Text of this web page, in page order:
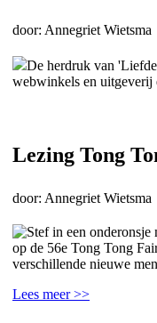
door: Annegriet Wietsma
De herdruk van
webwinkels en
Lezing Tong
door: Annegriet Wietsma
op de 56e Tong Tong Fair
verschillende nieuwe
Lees meer >>